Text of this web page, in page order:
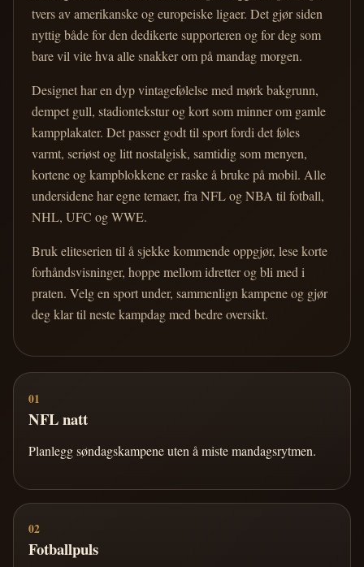
tvers av amerikanske og europeiske ligaer. Det gjør siden
nyttig både for den dedikerte supporteren og for deg som
bare vil vite hva alle snakker om på mandag morgen.
Designet har en dyp vintagefølelse med mørk bakgrunn,
dempet gull, stadiontekstur og kort som minner om gamle
kampplakater. Det passer godt til sport fordi det føles
varmt, seriøst og litt nostalgisk, samtidig som menyen,
kortene og kampblokkene er raske å bruke på mobil. Alle
undersidene har egne temaer, fra NFL og NBA til fotball,
NHL, UFC og WWE.
Bruk eliteserien til å sjekke kommende oppgjør, lese korte
forhåndsvisninger, hoppe mellom idretter og bli med i
praten. Velg en sport under, sammenlign kampene og gjør
deg klar til neste kampdag med bedre oversikt.
01
NFL natt
Planlegg søndagskampene uten å miste mandagsrytmen.
02
Fotballpuls